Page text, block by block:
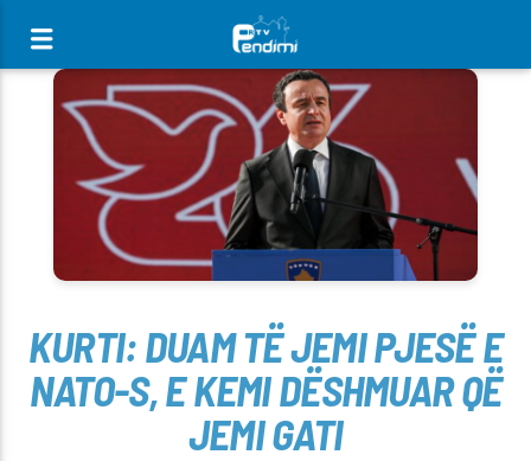
[There are no radio stations in the database]
KURTI: DUAM TË JEMI PJESË E
NATO-S, E KEMI DËSHMUAR QË
JEMI GATI